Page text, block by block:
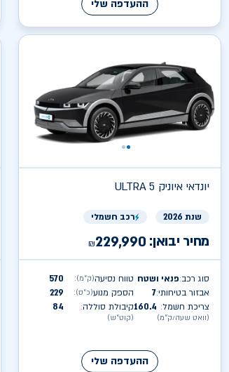
ההעדפה שלי
יונדאיULTRA איוניק 5
שנת 2026 רכב חשמלי
מחיר יבואן: ₪229,990
סוג רכב:פנאי ושטח
אבזור בטיחותי:
7
צריכת חשמל:
(וואט שעה/ק״מ)
160.4
טווח נסיעה(ק״מ):
570
הספק מנוע(כ״ס):
229
קיבולת סוללה:
(קוט״ש)
84
ההעדפה שלי